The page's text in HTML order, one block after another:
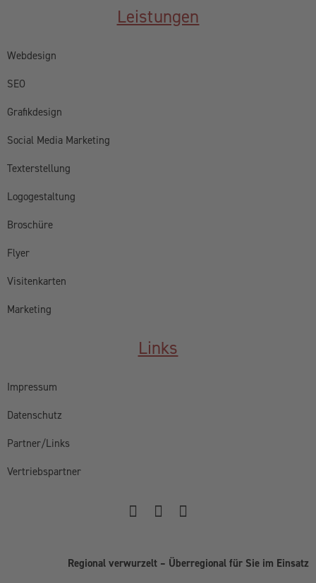
Leistungen
Webdesign
SEO
Grafikdesign
Social Media Marketing
Texterstellung
Logogestaltung
Broschüre
Flyer
Visitenkarten
Marketing
Links
Impressum
Datenschutz
Partner/Links
Vertriebspartner
Regional verwurzelt – Überregional für Sie im Einsatz